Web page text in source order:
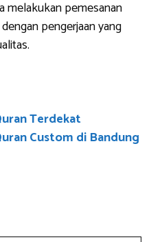
melakukan pemesanan
pengerjaan yang
Terdekat
Custom di Bandung